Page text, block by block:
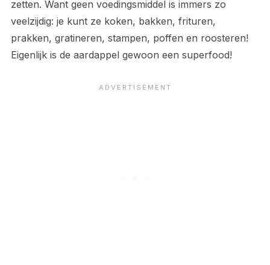
zetten. Want geen voedingsmiddel is immers zo
veelzijdig: je kunt ze koken, bakken, frituren,
prakken, gratineren, stampen, poffen en roosteren!
Eigenlijk is de aardappel gewoon een superfood!